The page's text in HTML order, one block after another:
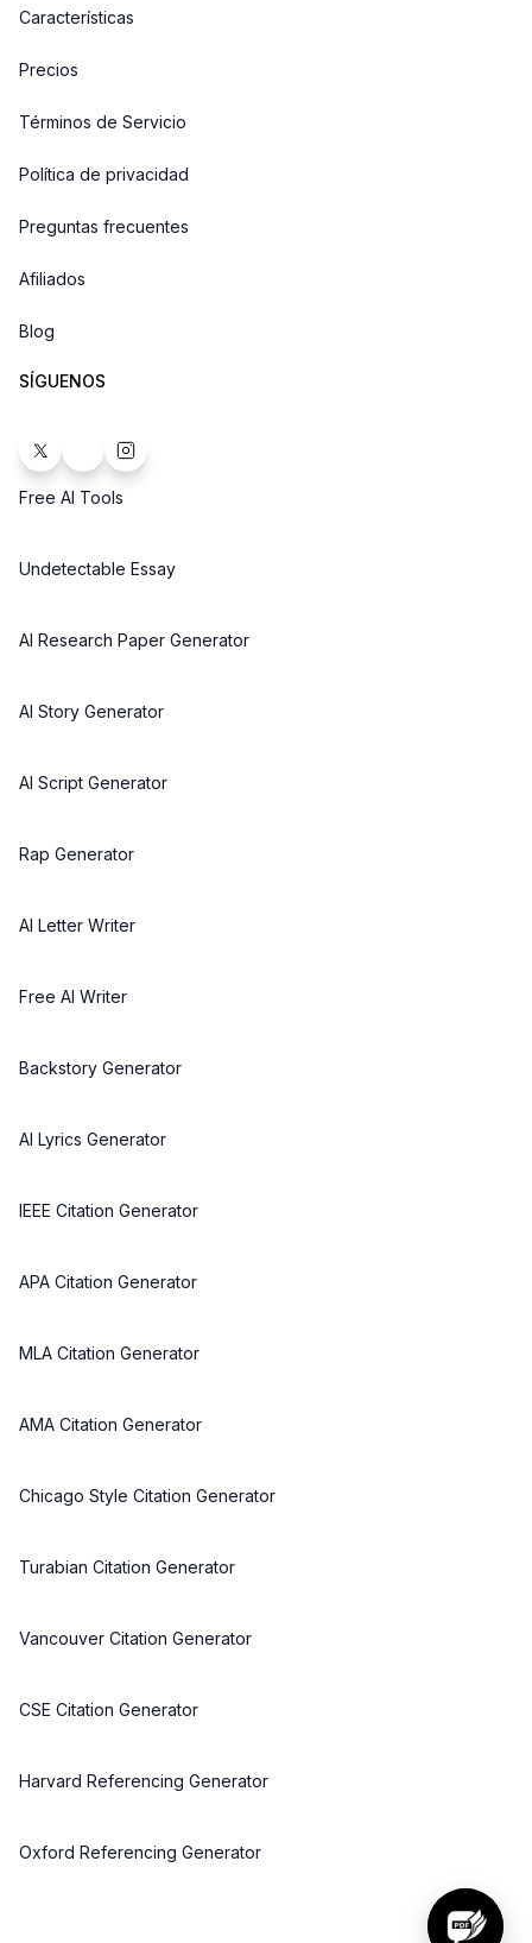
Características
Precios
Términos de Servicio
Política de privacidad
Preguntas frecuentes
Afiliados
Blog
SÍGUENOS
Free AI Tools
Undetectable Essay
AI Research Paper Generator
AI Story Generator
AI Script Generator
Rap Generator
AI Letter Writer
Free AI Writer
Backstory Generator
AI Lyrics Generator
IEEE Citation Generator
APA Citation Generator
MLA Citation Generator
AMA Citation Generator
Chicago Style Citation Generator
Turabian Citation Generator
Vancouver Citation Generator
CSE Citation Generator
Harvard Referencing Generator
Oxford Referencing Generator